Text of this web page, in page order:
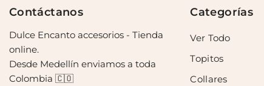
Contáctanos
Dulce Encanto accesorios - Tienda
online.
Desde Medellín enviamos a toda
Colombia 🇨🇴
Categorías
Ver Todo
Topitos
Collares